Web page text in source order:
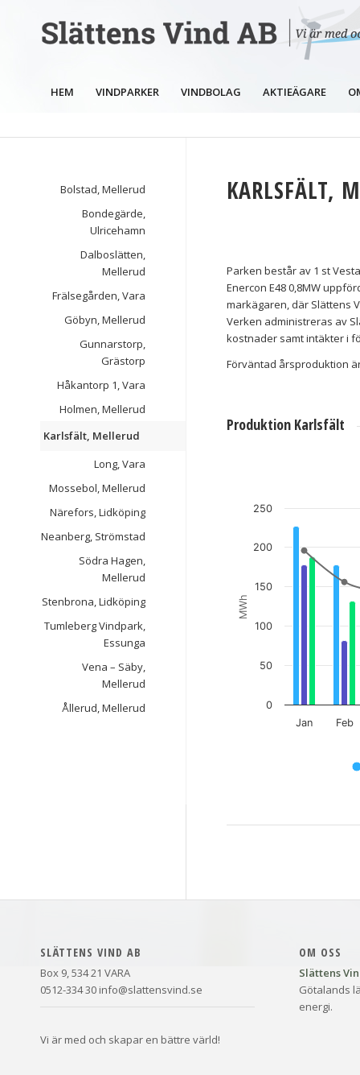
HEM VINDPARKER VINDBOLAG AKTIEÄGARE
KARLSFÄLT,
Parken består av 1 st
Enercon E48 0,8MW
markägaren, där Slättens
Verken administreras av
kostnader samt intäkter i
Förväntad årsproduktion
Produktion Karlsfält
View as data table,
MWh
Jan Feb
0
50
100
150
200
250
Bolstad, Mellerud
Bondegärde,
Ulricehamn
Dalboslätten,
Mellerud
Frälsegården, Vara
Göbyn, Mellerud
Gunnarstorp,
Grästorp
Håkantorp 1, Vara
Holmen, Mellerud
Karlsfält, Mellerud
Long, Vara
Mossebol, Mellerud
Närefors, Lidköping
Neanberg, Strömstad
Södra Hagen,
Mellerud
Stenbrona, Lidköping
Tumleberg Vindpark,
Essunga
Vena – Säby,
Mellerud
Ållerud, Mellerud
SLÄTTENS VIND AB
Box 9, 534 21 VARA
0512-334 30 info@slattensvind.se
Vi är med och skapar en bättre värld!
OM OSS
Slättens
Götalands
energi.